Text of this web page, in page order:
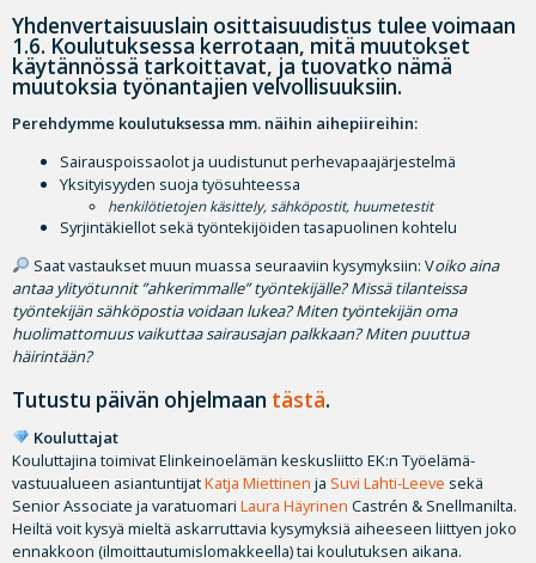
Yhdenvertaisuuslain osittaisuudistus tulee voimaan
1.6. Koulutuksessa kerrotaan, mitä muutokset
käytännössä tarkoittavat, ja tuovatko nämä
muutoksia työnantajien velvollisuuksiin.
Perehdymme koulutuksessa mm. näihin aihepiireihin:
Sairauspoissaolot ja uudistunut perhevapaajärjestelmä
Yksityisyyden suoja työsuhteessa
henkilötietojen käsittely, sähköpostit, huumetestit
Syrjintäkiellot sekä työntekijöiden tasapuolinen kohtelu
Saat vastaukset muun muassa seuraaviin kysymyksiin: Voiko aina
antaa ylityötunnit ”ahkerimmalle” työntekijälle? Missä tilanteissa
työntekijän sähköpostia voidaan lukea? Miten työntekijän oma
huolimattomuus vaikuttaa sairausajan palkkaan? Miten puuttua
häirintään?
Tutustu päivän ohjelmaan tästä.
Kouluttajat
Kouluttajina toimivat Elinkeinoelämän keskusliitto EK:n Työelämä-
vastuualueen asiantuntijatKatja Miettinen ja Suvi Lahti-Leeve sekä
Senior Associate ja varatuomari Laura Häyrinen Castrén & Snellmanilta.
Heiltä voit kysyä mieltä askarruttavia kysymyksiä aiheeseen liittyen joko
ennakkoon (ilmoittautumislomakkeella) tai koulutuksen aikana.